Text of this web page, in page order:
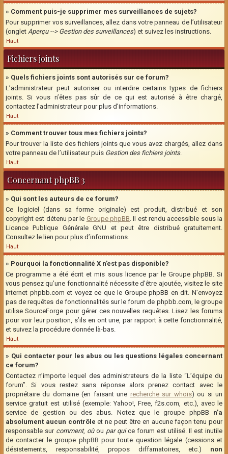
» Comment puis-je supprimer mes surveillances de sujets?
Pour supprimer vos surveillances, allez dans votre panneau de l’utilisateur
(onglet Aperçu --> Gestion des surveillances) et suivez les instructions.
Haut
Fichiers joints
» Quels fichiers joints sont autorisés sur ce forum?
L’administrateur peut autoriser ou interdire certains types de fichiers
joints. Si vous n’êtes pas sûr de ce qui est autorisé à être chargé,
contactez l’administrateur pour plus d’informations.
Haut
» Comment trouver tous mes fichiers joints?
Pour trouver la liste des fichiers joints que vous avez chargés, allez dans
votre panneau de l’utilisateur puis Gestion des fichiers joints.
Haut
Concernant phpBB 3
» Qui sont les auteurs de ce forum?
Ce logiciel (dans sa forme originale) est produit, distribué et son
copyright est détenu par le Groupe phpBB. Il est rendu accessible sous la
Licence Publique Générale GNU et peut être distribué gratuitement.
Consultez le lien pour plus d’informations.
Haut
» Pourquoi la fonctionnalité X n’est pas disponible?
Ce programme a été écrit et mis sous licence par le Groupe phpBB. Si
vous pensez qu’une fonctionnalité nécessite d’être ajoutée, visitez le site
Internet phpbb.com et voyez ce que le Groupe phpBB en dit. N’envoyez
pas de requêtes de fonctionnalités sur le forum de phpbb.com, le groupe
utilise SourceForge pour gérer ces nouvelles requêtes. Lisez les forums
pour voir leur position, s’ils en ont une, par rapport à cette fonctionnalité,
et suivez la procédure donnée là-bas.
Haut
» Qui contacter pour les abus ou les questions légales concernant
ce forum?
Contactez n’importe lequel des administrateurs de la liste “L’équipe du
forum”. Si vous restez sans réponse alors prenez contact avec le
propriétaire du domaine (en faisant une recherche sur whois) ou si un
service gratuit est utilisé (exemple: Yahoo!, Free, f2s.com, etc.), avec le
service de gestion ou des abus. Notez que le groupe phpBB n’a
absolument aucun contrôle et ne peut être en aucune façon tenu pour
responsable sur comment, oùou par quice forum est utilisé. Il est inutile
de contacter le groupe phpBB pour toute question légale (cessions et
désistements, responsabilité, propos diffamatoires, etc.) non